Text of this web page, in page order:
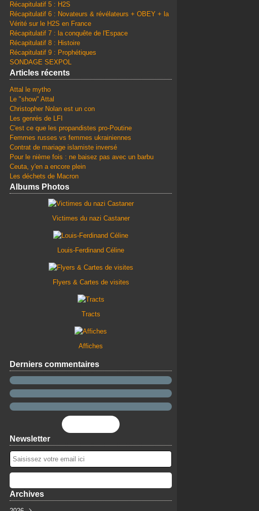
Récapitulatif 5 : H2S
Récapitulatif 6 : Novateurs & révélateurs + OBEY + la
Vérité sur le H2S en France
Récapitulatif 7 : la conquête de l'Espace
Récapitulatif 8 : Histoire
Récapitulatif 9 : Prophétiques
SONDAGE SEXPOL
Articles récents
Attal le mytho
Le "show" Attal
Christopher Nolan est un con
Les genrés de LFI
C'est ce que les propandistes pro-Poutine
Femmes russes vs femmes ukrainiennes
Contrat de mariage islamiste inversé
Pour le nième fois : ne baisez pas avec un barbu
Ceuta, y'en a encore plein
Les déchets de Macron
Albums Photos
Victimes du nazi Castaner
Louis-Ferdinand Céline
Flyers & Cartes de visites
Tracts
Affiches
Derniers commentaires
Newsletter
Archives